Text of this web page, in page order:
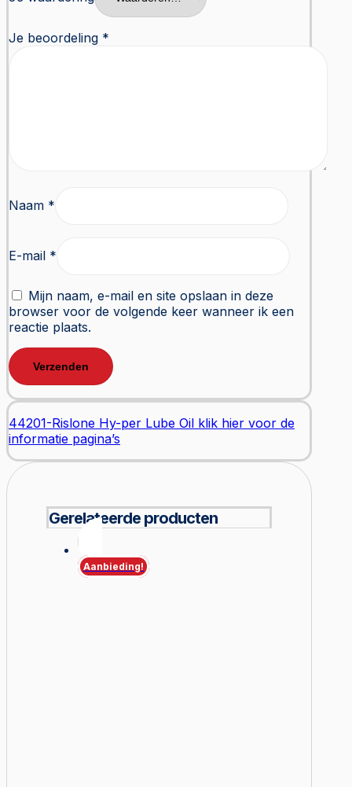
Je beoordeling *
Naam *
E-mail *
Mijn naam, e-mail en site opslaan in deze
browser voor de volgende keer wanneer ik een
reactie plaats.
44201-Rislone Hy-per Lube Oil klik hier voor de
informatie pagina’s
Gerelateerde producten
Aanbieding!